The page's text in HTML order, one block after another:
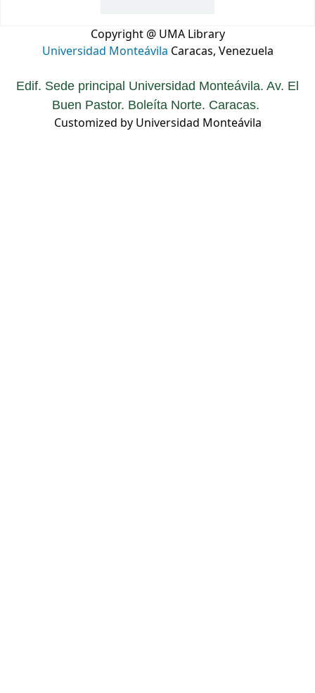
Copyright @ UMA Library
Universidad Monteávila Caracas, Venezuela
Edif. Sede principal Universidad Monteávila. Av. El
Buen Pastor. Boleíta Norte. Caracas.
Customized by Universidad Monteávila